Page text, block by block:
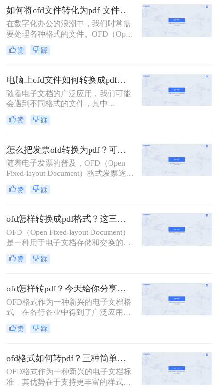
PDF（Portable Document Format）格
式的跨平台兼容性和良好的阅读体
验，许多用户希望将OFD格式文件转
换为PDF格式。那么怎么将ofd格式变
为PDF格式呢？本文将介绍几种将
OFD格式文件转换为PDF格式的方
如何将ofd文件转化为pdf 文件？这二种方法分享给你！
在数字化办公的浪潮中，我们时常需
要处理各种格式的文件。OFD（Open
Fixed-layout Document）文件作为一种
特定的电子文档格式，在一些特定领
应用。然而，由于PDF（Portable
Document Format）文件的广泛兼容性
和出色的阅读体验，我们有时需要将
OFD文件转化为PDF格式。本文将详
细介绍如何将ofd文件转化为pdf 文件
的几种方法。
赞 踩
电脑上ofd文件如何转换成pdf格式？建议你试试这三种方法！
随着电子文档的广泛应用，我们可能
会遇到不同格式的文件，其中
OFD（Open Fixed-layout Document）
格式是一种在电子公文、电子票据等
而，由于PDF（Portable Document
Format）格式的通用性和跨平台兼容
性，很多时候我们需要将OFD文件转
换为PDF格式。下面，我将详细介绍
电脑上ofd文件如何转换成pdf格式的
几种方法。
赞 踩
怎么把发票ofd转换为pdf？可以试试这2种方法！
随着电子发票的普及，OFD（Open
Fixed-layout Document）格式发票逐渐
成为了一种常见的电子发票格式。然
而，由于PDF（Portable Document
多用户需要将OFD发票转换为PDF格
式以便于查看、存储和分享。那么怎
么把发票OFD转换为PDF呢？本文将
介绍几种将OFD发票转换为PDF的方
法。
赞 踩
ofd怎样转换成pdf格式？这三种方法轻松实现转换！
OFD（Open Fixed-layout Document）
是一种用于电子文档存储和交换的格
式，广泛应用于发票、合同等正式文
件的电子化处理。然而，由于
式的广泛兼容性和稳定性，许多用户
需要将OFD文件转换为PDF格式以便
于查看、分享和存档。那么OFD怎样
转换成PDF格式呢？本文将详细介绍
几种将OFD转换成PDF格式的方法。
赞 踩
ofd怎样转pdf？今天给你分享这三个方法！
OFD格式作为一种新兴的电子文档格
式，在各行各业中得到了广泛应用。
然而，在实际使用中，我们经常遇到
需要将OFD文件转换为PDF格式的情
那么，OFD怎样转PDF呢？本文将为
您介绍三种方法，帮助您轻松实现
OFD文档格式的转换。
赞 踩
ofd格式如何转pdf？三种简单方法教你搞定！
OFD格式作为一种新兴的电子文档标
准，其优势在于支持更丰富的样式、